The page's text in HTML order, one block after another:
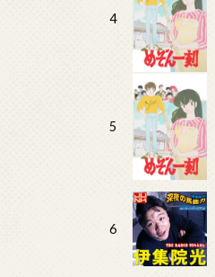
4
5
6